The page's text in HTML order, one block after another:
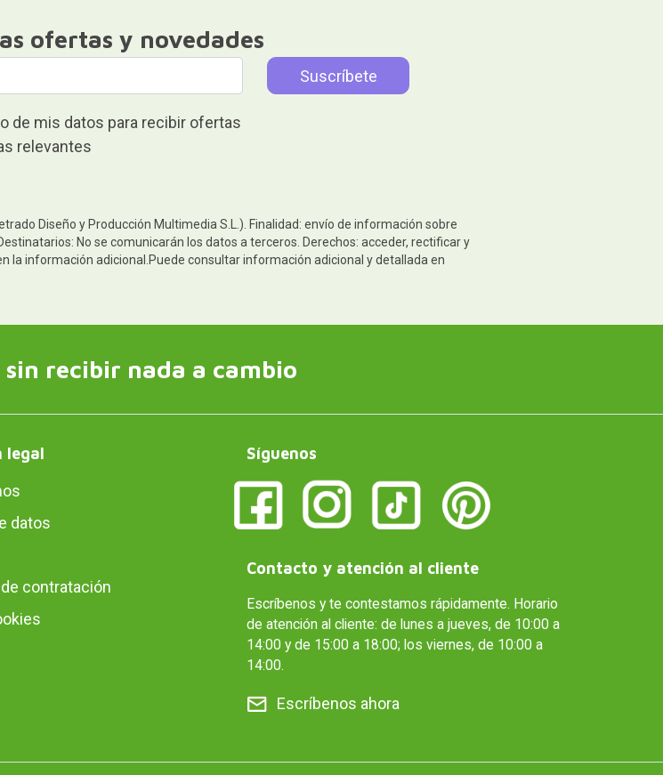
ofertas y novedades
de mis datos para recibir ofertas
relevantes
Diseño y Producción Multimedia S.L.). Finalidad: envío de información sobre
No se comunicarán los datos a terceros. Derechos: acceder, rectificar y
la información adicional.Puede consultar información adicional y detallada en
sin recibir nada a cambio
legal
datos
contratación
Síguenos
Contacto y atención al cliente
Escríbenos y te contestamos rápidamente. Horario
de atención al cliente: de lunes a jueves, de 10:00 a
14:00 y de 15:00 a 18:00; los viernes, de 10:00 a
14:00.
Escríbenos ahora